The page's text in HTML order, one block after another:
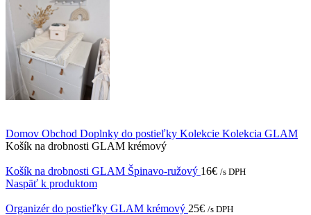
Domov Obchod Doplnky do postieľky Kolekcie Kolekcia GLAM
Košík na drobnosti GLAM krémový
Košík na drobnosti GLAM Špinavo-ružový 16€ /s DPH
Naspäť k produktom
Organizér do postieľky GLAM krémový 25€ /s DPH